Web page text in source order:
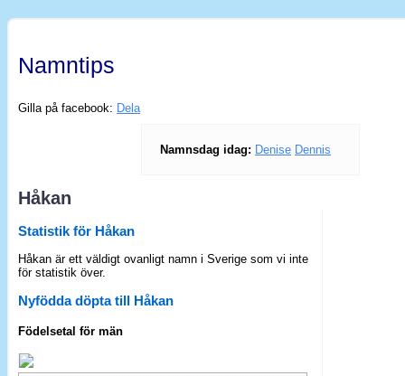
Namntips
Gilla på facebook: Dela
Namnsdag idag: Denise Dennis
Håkan
Statistik för Håkan
Håkan är ett väldigt ovanligt namn i Sverige som vi inte
för statistik över.
Nyfödda döpta till Håkan
Födelsetal för män